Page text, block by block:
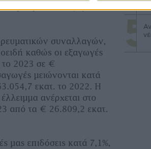
εμπορικού ισοζυγίου
συναλλαγών,
καθώς οι εξαγωγές
το 2023 σε €
μειώνονται κατά
εκατ. το 2022. Η
ανέρχεται στο
από τα € 26.809,2 εκατ.
μας επιδόσεις κατά 7,1%,